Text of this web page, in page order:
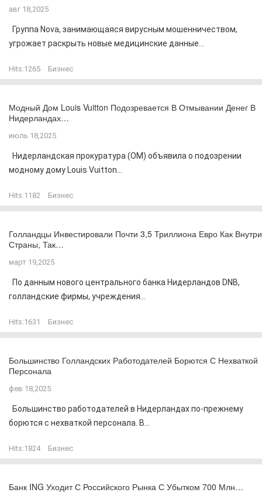
авг 18,2025
Группа Nova, занимающаяся вирусным мошенничеством,
угрожает раскрыть новые медицинские данные...
Hits:1265 Бизнес
Модный Дом Louis Vuitton Подозревается В Отмывании Денег В
Нидерландах…
июль 18,2025
Нидерландская прокуратура (OM) объявила о подозрении
модному дому Louis Vuitton...
Hits:1182 Бизнес
Голландцы Инвестировали Почти 3,5 Триллиона Евро Как Внутри
Страны, Так…
март 19,2025
По данным нового центрального банка Нидерландов DNB,
голландские фирмы, учреждения...
Hits:1631 Бизнес
Большинство Голландских Работодателей Борются С Нехваткой
Персонала
фев 18,2025
Большинство работодателей в Нидерландах по-прежнему
борются с нехваткой персонала. В...
Hits:1824 Бизнес
Банк ING Уходит С Российского Рынка С Убытком 700 Млн…